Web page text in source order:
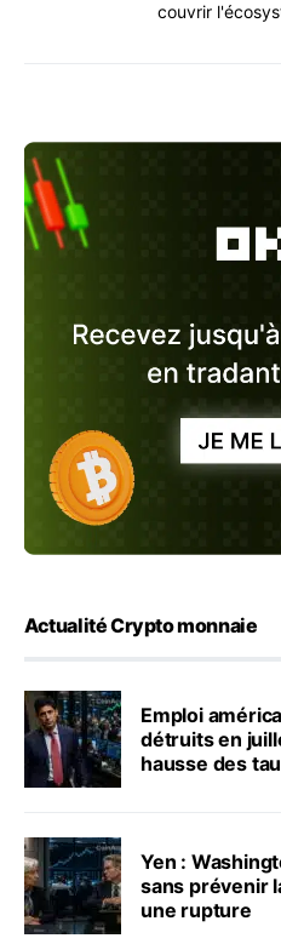
couvrir
Actualité Crypto monnaie
Emploi
détruits en
hausse des
Yen :
sans prévenir
une rupture